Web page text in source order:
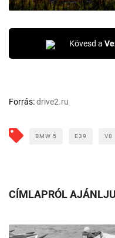
Kövesd a
Forrás:drive2.ru
BMW 5 E39 V8
CÍMLAPRÓL